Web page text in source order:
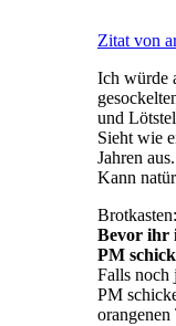
Zitat von
Ich würde
und
Sieht wie
Jahren aus.
Kann
Brotkasten:
Bevor ihr
PM
Falls noch
PM
orangenen